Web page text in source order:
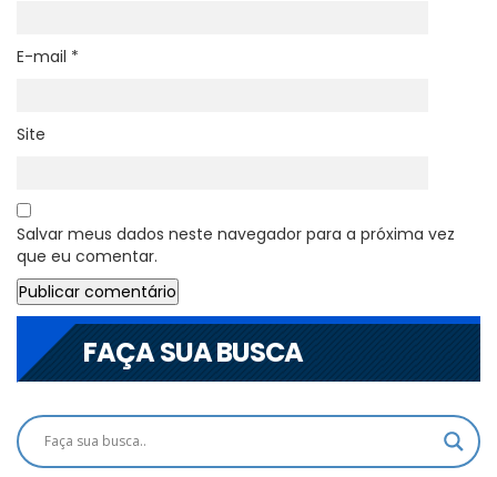
E-mail *
Site
Salvar meus dados neste navegador para a próxima vez
que eu comentar.
FAÇA SUA BUSCA